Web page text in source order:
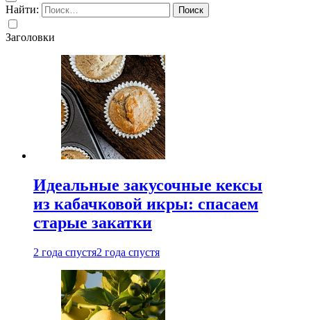
Найти:
Заголовки
Идеальные закусочные кексы
из кабачковой икры: спасаем
старые закатки
2 года спустя2 года спустя